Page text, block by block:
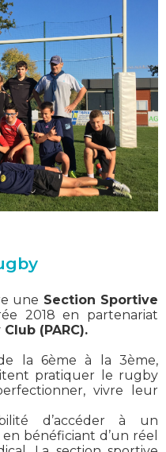
une Section Sportive
2018 en partenariat
(PARC).
la 6ème à la 3ème,
pratiquer le rugby
vivre leur
d’accéder à un
bénéficiant d’un réel